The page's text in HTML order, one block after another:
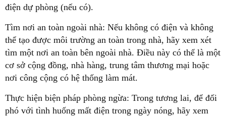
điện dự phòng (nếu có).
Tìm nơi an toàn ngoài nhà: Nếu không có điện và không
thể tạo được môi trường an toàn trong nhà, hãy xem xét
tìm một nơi an toàn bên ngoài nhà. Điều này có thể là một
cơ sở cộng đồng, nhà hàng, trung tâm thương mại hoặc
nơi công cộng có hệ thống làm mát.
Thực hiện biện pháp phòng ngừa: Trong tương lai, để đối
phó với tình huống mất điện trong ngày nóng, hãy xem